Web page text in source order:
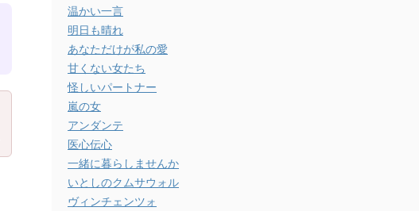
温かい一言
明日も晴れ
あなただけが私の愛
甘くない女たち
怪しいパートナー
嵐の女
アンダンテ
医心伝心
一緒に暮らしませんか
いとしのクムサウォル
ヴィンチェンツォ